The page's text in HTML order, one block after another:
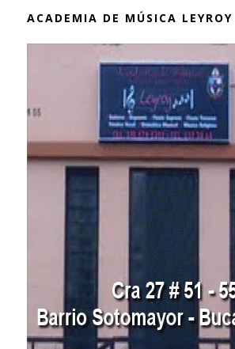
ACADEMIA DE MÚSICA LEYROY